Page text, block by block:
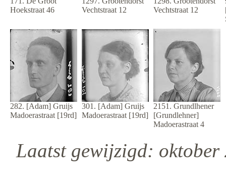
Hoekstraat 46
Vechtstraat 12
Vechtstraat 12
282. [Adam] Gruijs
Madoerastraat [19rd]
301. [Adam] Gruijs
Madoerastraat [19rd]
2151. Grundlhener
[Grundlehner]
Madoerastraat 4
Laatst gewijzigd: oktober